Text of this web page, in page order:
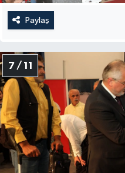
Paylaş
7 / 11